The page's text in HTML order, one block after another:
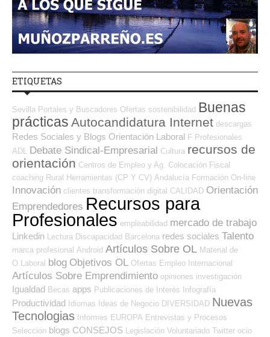
ETIQUETAS
Sevilla Portales y Buscadores Ofertas sostenibilidad Buenas
prácticas Autocandidatura Internet descargas
Redes Sociales y Blogs Orientación Laboral F Profesionales
ADL Debate Sindical-Empresarial Cultura recursos de
orientación Centros de Empleo y Ag. Colocación Fiscal
coaching Rural Herramientas (CP Y CV) Andalucía Formación On-line
Innovación clientes transformación digital CALIDAD Orientación
Emprendedores Recursos para
Profesionales empleabilidad mercado de trabajo
Linkedin Lectura Discapacidad Barcelona redes sociales Talento
marca profesional Android Artículos Sobre OL Material de
O.Laboral blog Objetivos OL Ofertas Empleo Internacional
Artículos Sobre Emprendimiento opiniones investigación
Igualdad Becas apps Publicaciones de Interés Infografía
Productividad Idiomas Ideas de Negocio DIVERSIDAD Nuevas
Tecnologias Informes EUROPA Entrevistas y Procesos
Selección blogs CONSEJOS Legislación Voluntariado Twitter ocio